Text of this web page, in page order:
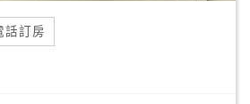
話訂房